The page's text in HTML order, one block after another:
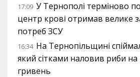
17:09 У Тернополі терміново
центр крові отримав велике
потреб ЗСУ
16:34 На Тернопільщині
який сітками наловив риби на
гривень